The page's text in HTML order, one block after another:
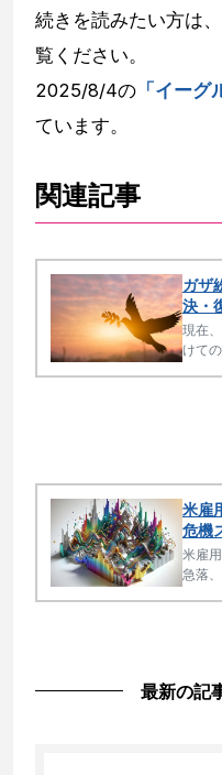
続きを読みたい方は、
覧ください。
2025/8/4の 「イーグ
ています。
関連記事
ガザ
決・
現在
けて
米雇
危機
米雇
急落
最新の記